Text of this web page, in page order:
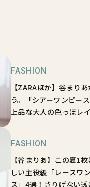
FASHION
【ZARAほか】谷まり
う。「シアーワンピー
上品な大人の色っぽレ
FASHION
【谷まりあ】この夏1
しい主役級「レースワ
ス」4選！さりげない透